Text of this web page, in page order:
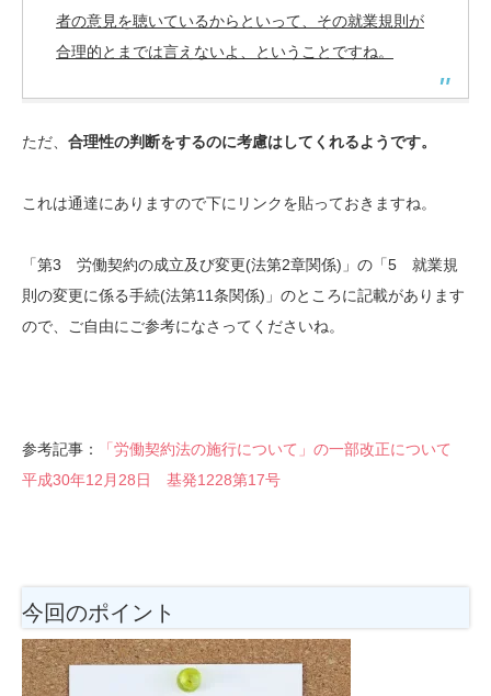
者の意見を聴いているからといって、その就業規則が
合理的とまでは言えないよ、ということですね。
ただ、 合理性の判断をするのに考慮はしてくれるようです。
これは通達にありますので下にリンクを貼っておきますね。
「第3 労働契約の成立及び変更(法第2章関係)」の「5 就業規
則の変更に係る手続(法第11条関係)」のところに記載があります
ので、ご自由にご参考になさってくださいね。
参考記事：
「労働契約法の施行について」の一部改正について
平成30年12月28日 基発1228第17号
今回のポイント